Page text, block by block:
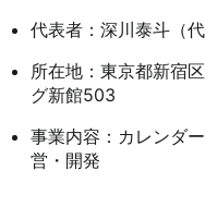
代表者：深川泰斗（代
所在地：東京都新宿
グ新館503
事業内容：カレンダ
営・開発